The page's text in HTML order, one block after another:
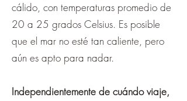
cálido, con temperaturas promedio de
20 a 25 grados Celsius. Es posible
que el mar no esté tan caliente, pero
aún es apto para nadar.
Independientemente de cuándo viaje,